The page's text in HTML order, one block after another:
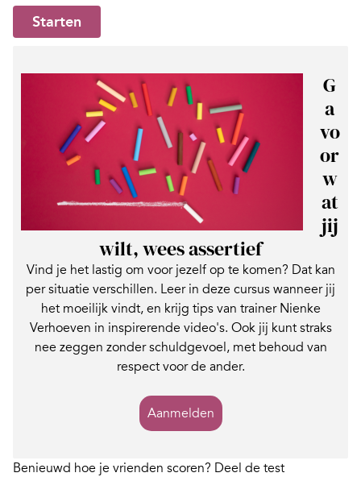
Starten
G
a
vo
or
w
at
jij
wilt, wees assertief
Vind je het lastig om voor jezelf op te komen? Dat kan
per situatie verschillen. Leer in deze cursus wanneer jij
het moeilijk vindt, en krijg tips van trainer Nienke
Verhoeven in inspirerende video's. Ook jij kunt straks
nee zeggen zonder schuldgevoel, met behoud van
respect voor de ander.
Aanmelden
Benieuwd hoe je vrienden scoren? Deel de test